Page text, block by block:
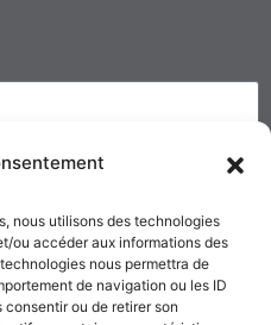
nous utilisons des technologies
ou accéder aux informations des
nous permettra de
de navigation ou les ID
ou de retirer son